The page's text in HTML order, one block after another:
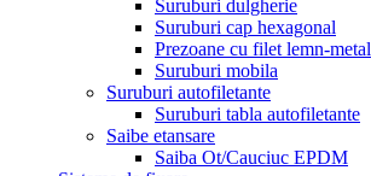
Suruburi dulgherie
Suruburi cap hexagonal
Prezoane cu filet lemn-metal
Suruburi mobila
Suruburi autofiletante
Suruburi tabla autofiletante
Saibe etansare
Saiba Ot/Cauciuc EPDM